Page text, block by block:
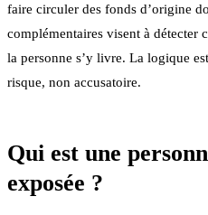
faire circuler des fonds d’origine
complémentaires visent à détecter
la personne s’y livre. La logique
risque, non accusatoire.
Qui est une
exposée ?